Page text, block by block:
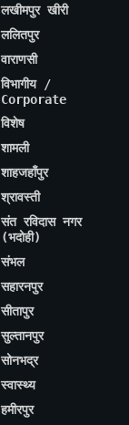
लखीमपुर खीरी
ललितपुर
वाराणसी
विभागीय /
Corporate
विशेष
शामली
शाहजहाँपुर
श्रावस्ती
संत रविदास नगर
(भदोही)
संभल
सहारनपुर
सीतापुर
सुल्तानपुर
सोनभद्र
स्वास्थ्य
हमीरपुर